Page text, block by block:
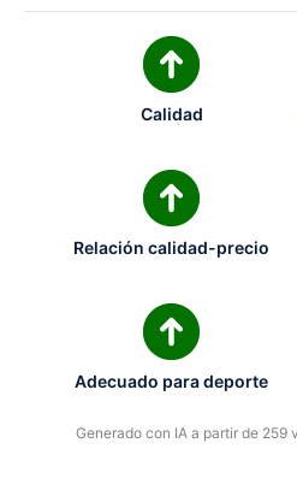
Calidad
Relación calidad-precio
Adecuado para deporte
Generado con IA a partir de 259